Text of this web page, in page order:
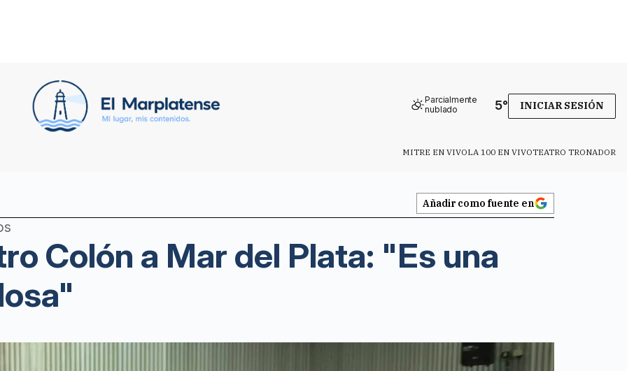
Parcialmente
nublado
5° INICIAR SESIÓN
MITRE EN VIVOLA 100 EN VIVOTEATRO TRONADOR
Añadir como fuente en
Colón a Mar del Plata: "Es una